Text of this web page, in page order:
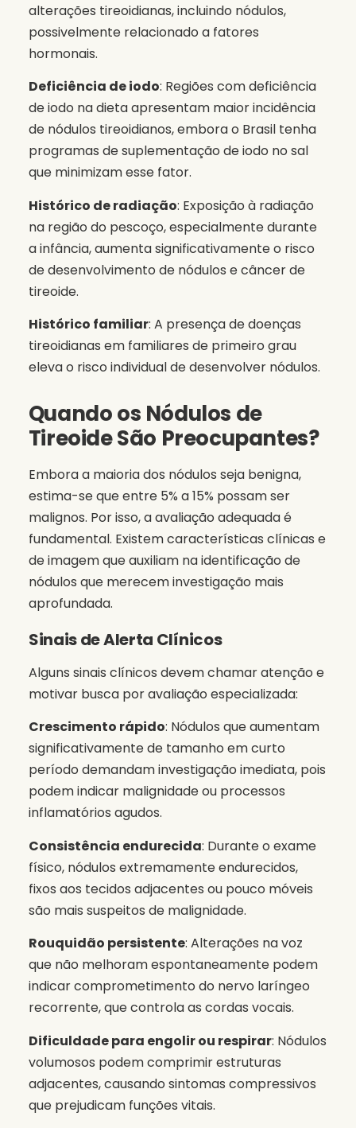
alterações tireoidianas, incluindo nódulos,
possivelmente relacionado a fatores
hormonais.
Deficiência de iodo: Regiões com deficiência
de iodo na dieta apresentam maior incidência
de nódulos tireoidianos, embora o Brasil tenha
programas de suplementação de iodo no sal
que minimizam esse fator.
Histórico de radiação: Exposição à radiação
na região do pescoço, especialmente durante
a infância, aumenta significativamente o risco
de desenvolvimento de nódulos e câncer de
tireoide.
Histórico familiar: A presença de doenças
tireoidianas em familiares de primeiro grau
eleva o risco individual de desenvolver nódulos.
Quando os Nódulos de
Tireoide São Preocupantes?
Embora a maioria dos nódulos seja benigna,
estima-se que entre 5% a 15% possam ser
malignos. Por isso, a avaliação adequada é
fundamental. Existem características clínicas e
de imagem que auxiliam na identificação de
nódulos que merecem investigação mais
aprofundada.
Sinais de Alerta Clínicos
Alguns sinais clínicos devem chamar atenção e
motivar busca por avaliação especializada:
Crescimento rápido: Nódulos que aumentam
significativamente de tamanho em curto
período demandam investigação imediata, pois
podem indicar malignidade ou processos
inflamatórios agudos.
Consistência endurecida: Durante o exame
físico, nódulos extremamente endurecidos,
fixos aos tecidos adjacentes ou pouco móveis
são mais suspeitos de malignidade.
Rouquidão persistente: Alterações na voz
que não melhoram espontaneamente podem
indicar comprometimento do nervo laríngeo
recorrente, que controla as cordas vocais.
Dificuldade para engolir ou respirar: Nódulos
volumosos podem comprimir estruturas
adjacentes, causando sintomas compressivos
que prejudicam funções vitais.